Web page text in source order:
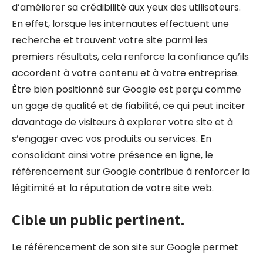
d’améliorer sa crédibilité aux yeux des utilisateurs.
En effet, lorsque les internautes effectuent une
recherche et trouvent votre site parmi les
premiers résultats, cela renforce la confiance qu’ils
accordent à votre contenu et à votre entreprise.
Être bien positionné sur Google est perçu comme
un gage de qualité et de fiabilité, ce qui peut inciter
davantage de visiteurs à explorer votre site et à
s’engager avec vos produits ou services. En
consolidant ainsi votre présence en ligne, le
référencement sur Google contribue à renforcer la
légitimité et la réputation de votre site web.
Cible un public pertinent.
Le référencement de son site sur Google permet